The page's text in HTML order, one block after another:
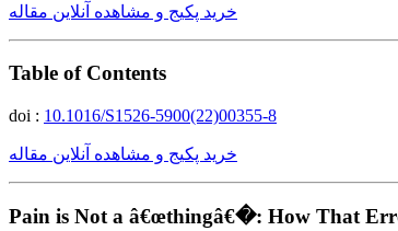
خرید پکیج و مشاهده آنلاین مقاله
Table of Contents
doi : 10.1016/S1526-5900(22)00355-8
خرید پکیج و مشاهده آنلاین مقاله
Pain is Not a â€œthingâ€�: How That